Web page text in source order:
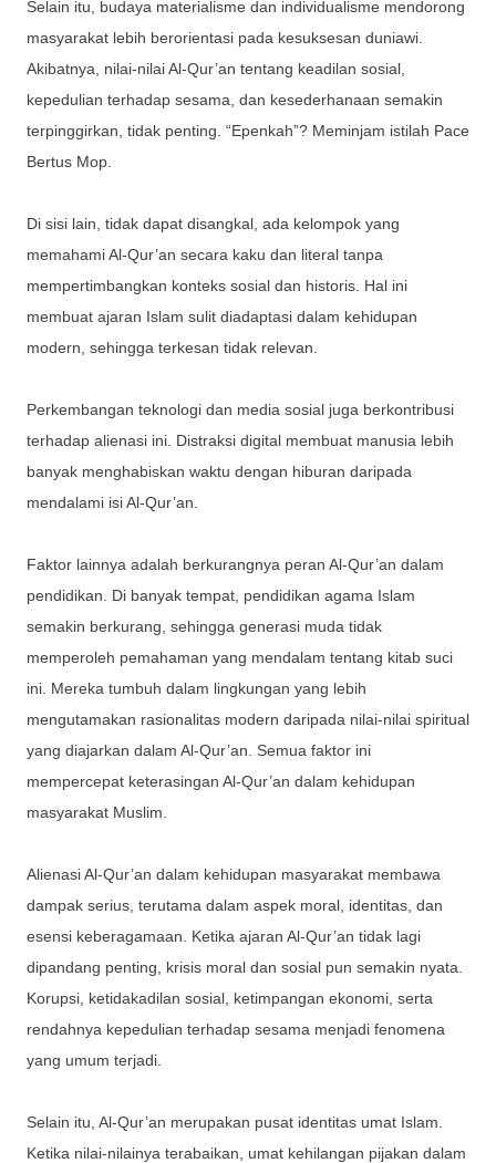
Selain itu, budaya materialisme dan individualisme mendorong
masyarakat lebih berorientasi pada kesuksesan duniawi.
Akibatnya, nilai-nilai Al-Qur’an tentang keadilan sosial,
kepedulian terhadap sesama, dan kesederhanaan semakin
terpinggirkan, tidak penting. “Epenkah”? Meminjam istilah Pace
Bertus Mop.
Di sisi lain, tidak dapat disangkal, ada kelompok yang
memahami Al-Qur’an secara kaku dan literal tanpa
mempertimbangkan konteks sosial dan historis. Hal ini
membuat ajaran Islam sulit diadaptasi dalam kehidupan
modern, sehingga terkesan tidak relevan.
Perkembangan teknologi dan media sosial juga berkontribusi
terhadap alienasi ini. Distraksi digital membuat manusia lebih
banyak menghabiskan waktu dengan hiburan daripada
mendalami isi Al-Qur’an.
Faktor lainnya adalah berkurangnya peran Al-Qur’an dalam
pendidikan. Di banyak tempat, pendidikan agama Islam
semakin berkurang, sehingga generasi muda tidak
memperoleh pemahaman yang mendalam tentang kitab suci
ini. Mereka tumbuh dalam lingkungan yang lebih
mengutamakan rasionalitas modern daripada nilai-nilai spiritual
yang diajarkan dalam Al-Qur’an. Semua faktor ini
mempercepat keterasingan Al-Qur’an dalam kehidupan
masyarakat Muslim.
Alienasi Al-Qur’an dalam kehidupan masyarakat membawa
dampak serius, terutama dalam aspek moral, identitas, dan
esensi keberagamaan. Ketika ajaran Al-Qur’an tidak lagi
dipandang penting, krisis moral dan sosial pun semakin nyata.
Korupsi, ketidakadilan sosial, ketimpangan ekonomi, serta
rendahnya kepedulian terhadap sesama menjadi fenomena
yang umum terjadi.
Selain itu, Al-Qur’an merupakan pusat identitas umat Islam.
Ketika nilai-nilainya terabaikan, umat kehilangan pijakan dalam